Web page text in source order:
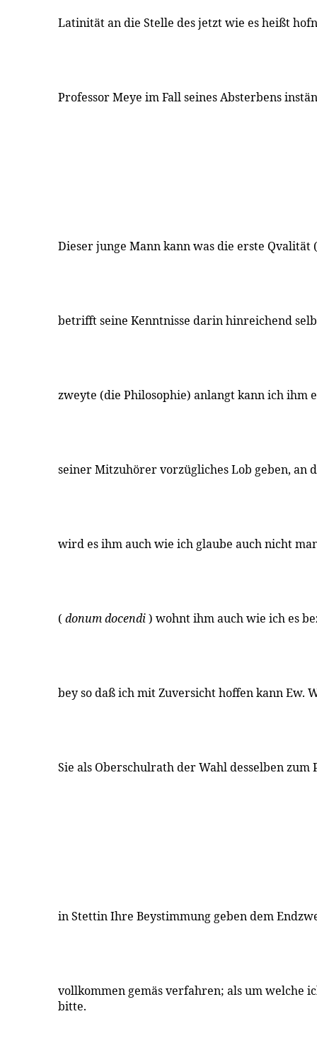
Latinität an die Stelle des jetzt wie es heißt
Professor Meye im Fall seines Absterbens
Dieser junge Mann kann was die erste
betrifft seine Kenntnisse darin hinreichend
zweyte (die Philosophie) anlangt kann ich ihm
seiner Mitzuhörer vorzügliches Lob geben, an
wird es ihm auch wie ich glaube auch nicht
( donum docendi) wohnt ihm auch wie ich es
bey so daß ich mit Zuversicht hoffen kann Ew.
Sie als Oberschulrath der Wahl desselben zum
in Stettin Ihre Beystimmung geben dem
vollkommen gemäs verfahren; als um welche
bitte.